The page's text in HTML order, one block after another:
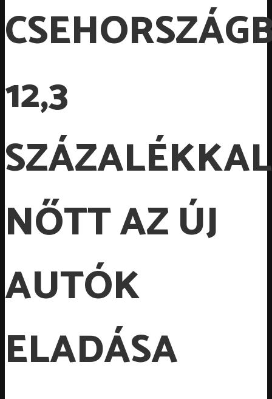
12,3
SZÁZALÉKKAL
NŐTT AZ ÚJ
AUTÓK
ELADÁSA